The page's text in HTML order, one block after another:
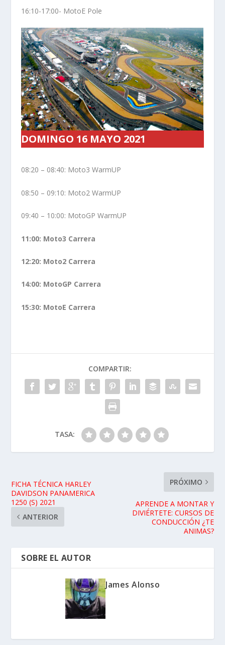
16:10-17:00- MotoE Pole
DOMINGO 16 MAYO 2021
08:20 – 08:40: Moto3 WarmUP
08:50 – 09:10: Moto2 WarmUP
09:40 – 10:00: MotoGP WarmUP
11:00: Moto3 Carrera
12:20: Moto2 Carrera
14:00: MotoGP Carrera
15:30: MotoE Carrera
COMPARTIR:
TASA:
FICHA TÉCNICA HARLEY
DAVIDSON PANAMERICA
1250 (S) 2021
ANTERIOR
PRÓXIMO
APRENDE A MONTAR Y
DIVIÉRTETE: CURSOS DE
CONDUCCIÓN ¿TE
ANIMAS?
SOBRE EL AUTOR
James Alonso